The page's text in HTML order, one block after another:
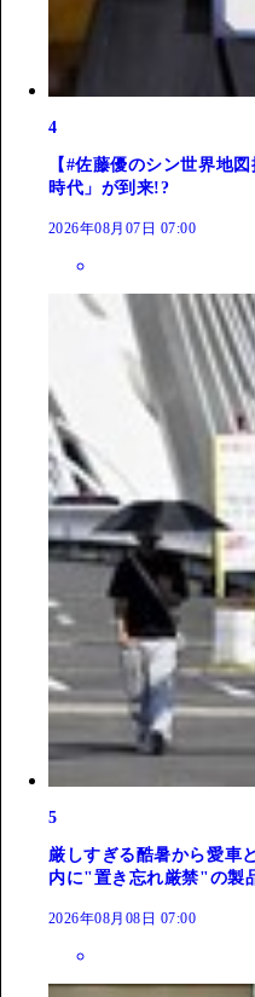
4
【#佐藤優のシン世界地
時代」が到来!?
2026年08月07日 07:00
5
厳しすぎる酷暑から愛車
内に"置き忘れ厳禁"の製
2026年08月08日 07:00